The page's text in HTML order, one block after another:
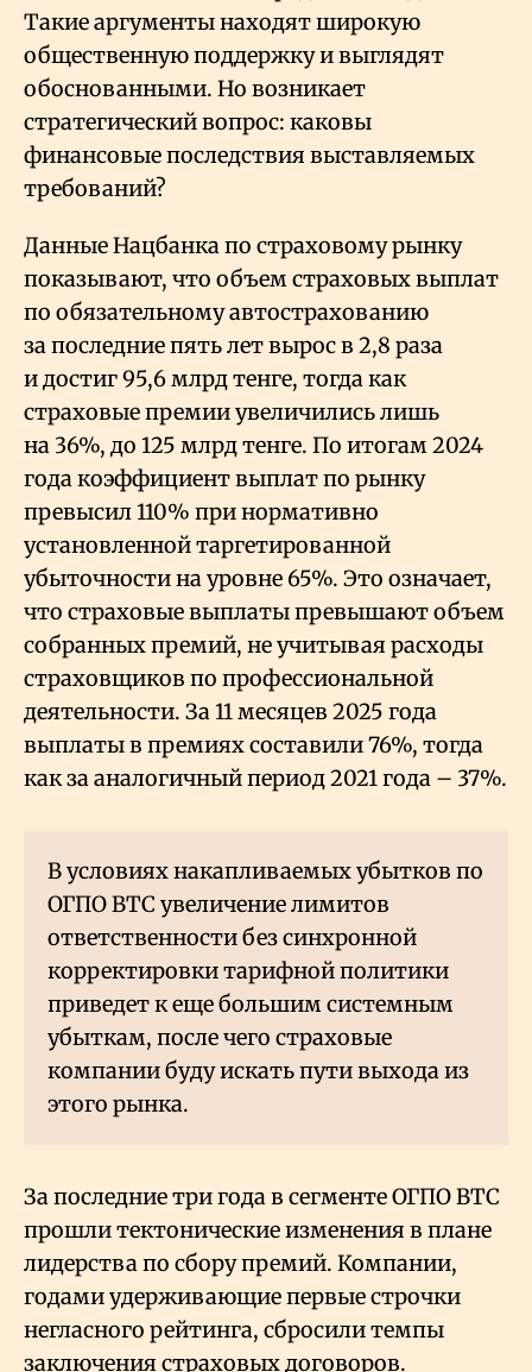
Такие аргументы находят широкую
общественную поддержку и выглядят
обоснованными. Но возникает
стратегический вопрос: каковы
финансовые последствия выставляемых
требований?
Данные Нацбанка по страховому рынку
показывают, что объем страховых выплат
по обязательному автострахованию
за последние пять лет вырос в 2,8 раза
и достиг 95,6млрд тенге, тогда как
страховые премии увеличились лишь
на 36%, до 125 млрд тенге. По итогам 2024
года коэффициент выплат по рынку
превысил 110% при нормативно
установленной таргетированной
убыточности на уровне 65%. Это означает,
что страховые выплаты превышают объем
собранных премий, не учитывая расходы
страховщиков по профессиональной
деятельности. За 11 месяцев 2025 года
выплаты в премиях составили 76%, тогда
как за аналогичный период 2021 года – 37%.
В условиях накапливаемых убытков по
ОГПО ВТС увеличение лимитов
ответственности без синхронной
корректировки тарифной политики
приведет к еще большим системным
убыткам, после чего страховые
компании буду искать пути выхода из
этого рынка.
За последние три года в сегменте ОГПО ВТС
прошли тектонические изменения в плане
лидерства по сбору премий. Компании,
годами удерживающие первые строчки
негласного рейтинга, сбросили темпы
заключения страховых договоров.